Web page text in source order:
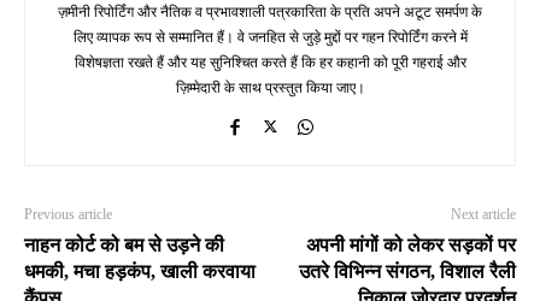
ज़मीनी रिपोर्टिंग और नैतिक व प्रभावशाली पत्रकारिता के प्रति अपने अटूट समर्पण के
लिए व्यापक रूप से सम्मानित हैं। वे जनहित से जुड़े मुद्दों पर गहन रिपोर्टिंग करने में
विशेषज्ञता रखते हैं और यह सुनिश्चित करते हैं कि हर कहानी को पूरी गहराई और
ज़िम्मेदारी के साथ प्रस्तुत किया जाए।
Previous article
नाहन कोर्ट को बम से उड़ने की
धमकी, मचा हड़कंप, खाली करवाया
Next article
अपनी मांगों को लेकर सड़कों पर
उतरे विभिन्न संगठन, विशाल रैली